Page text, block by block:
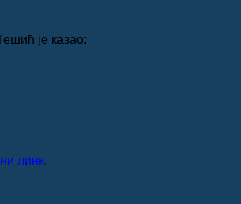
је казао:
линк.